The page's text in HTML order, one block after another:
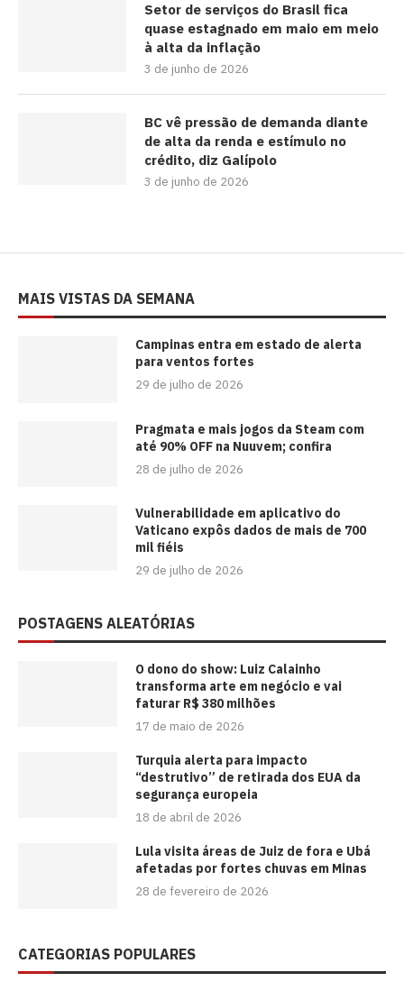
Setor de serviços do Brasil fica
quase estagnado em maio em meio
à alta da inflação
3 de junho de 2026
BC vê pressão de demanda diante
de alta da renda e estímulo no
crédito, diz Galípolo
3 de junho de 2026
MAIS VISTAS DA SEMANA
Campinas entra em estado de alerta
para ventos fortes
29 de julho de 2026
Pragmata e mais jogos da Steam com
até 90% OFF na Nuuvem; confira
28 de julho de 2026
Vulnerabilidade em aplicativo do
Vaticano expôs dados de mais de 700
mil fiéis
29 de julho de 2026
POSTAGENS ALEATÓRIAS
O dono do show: Luiz Calainho
transforma arte em negócio e vai
faturar R$ 380 milhões
17 de maio de 2026
Turquia alerta para impacto
“destrutivo” de retirada dos EUA da
segurança europeia
18 de abril de 2026
Lula visita áreas de Juiz de fora e Ubá
afetadas por fortes chuvas em Minas
28 de fevereiro de 2026
CATEGORIAS POPULARES